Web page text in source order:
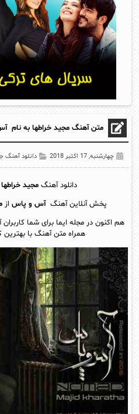
متن آهنگ مجید خراطها به نام
چهارشنبه, 17 اکتبر 2018 دانلود آهنگ
دانلود آهنگمجید خراطها
پخش آنلاين آهنگ آس و پاس از
هم اکنون در مجله ایما برای شما
همراه متن آهنگ با